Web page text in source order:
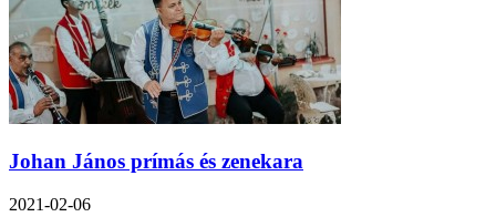
Johan János prímás és zenekara
2021-02-06